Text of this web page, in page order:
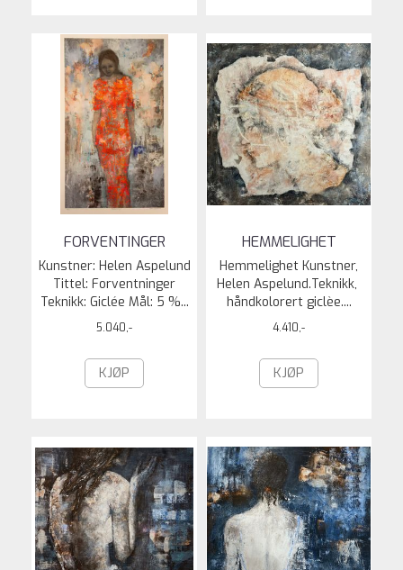
FORVENTINGER
Kunstner: Helen Aspelund
Tittel: Forventninger
Teknikk: Giclée Mål: 5 %...
5.040,-
KJØP
HEMMELIGHET
Hemmelighet Kunstner,
Helen Aspelund.Teknikk,
håndkolorert giclèe....
4.410,-
KJØP